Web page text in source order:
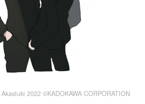
2022 ©KADOKAWA CORPORATION